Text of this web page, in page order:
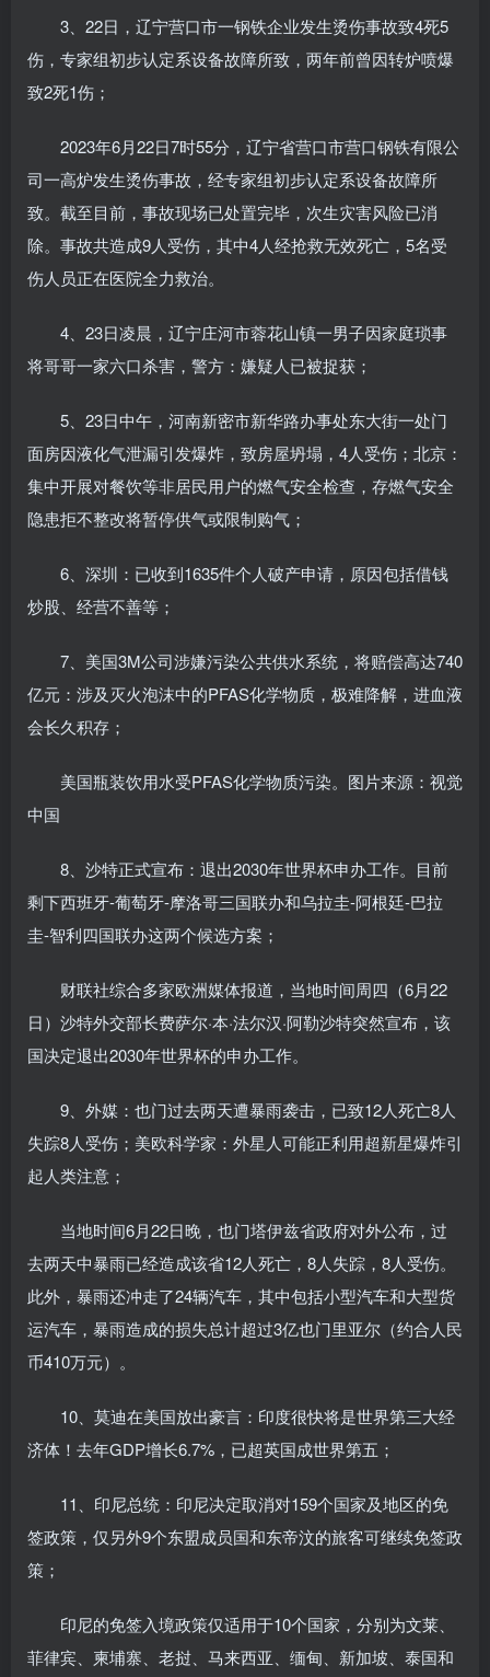
3、22日，辽宁营口市一钢铁企业发生烫伤事故致4死5
伤，专家组初步认定系设备故障所致，两年前曾因转炉喷爆
致2死1伤；
2023年6月22日7时55分，辽宁省营口市营口钢铁有限公
司一高炉发生烫伤事故，经专家组初步认定系设备故障所
致。截至目前，事故现场已处置完毕，次生灾害风险已消
除。事故共造成9人受伤，其中4人经抢救无效死亡，5名受
伤人员正在医院全力救治。
4、23日凌晨，辽宁庄河市蓉花山镇一男子因家庭琐事
将哥哥一家六口杀害，警方：嫌疑人已被捉获；
5、23日中午，河南新密市新华路办事处东大街一处门
面房因液化气泄漏引发爆炸，致房屋坍塌，4人受伤；北京：
集中开展对餐饮等非居民用户的燃气安全检查，存燃气安全
隐患拒不整改将暂停供气或限制购气；
6、深圳：已收到1635件个人破产申请，原因包括借钱
炒股、经营不善等；
7、美国3M公司涉嫌污染公共供水系统，将赔偿高达740
亿元：涉及灭火泡沫中的PFAS化学物质，极难降解，进血液
会长久积存；
美国瓶装饮用水受PFAS化学物质污染。图片来源：视觉
中国
8、沙特正式宣布：退出2030年世界杯申办工作。目前
剩下西班牙-葡萄牙-摩洛哥三国联办和乌拉圭-阿根廷-巴拉
圭-智利四国联办这两个候选方案；
财联社综合多家欧洲媒体报道，当地时间周四（6月22
日）沙特外交部长费萨尔·本·法尔汉·阿勒沙特突然宣布，该
国决定退出2030年世界杯的申办工作。
9、外媒：也门过去两天遭暴雨袭击，已致12人死亡8人
失踪8人受伤；美欧科学家：外星人可能正利用超新星爆炸引
起人类注意；
当地时间6月22日晚，也门塔伊兹省政府对外公布，过
去两天中暴雨已经造成该省12人死亡，8人失踪，8人受伤。
此外，暴雨还冲走了24辆汽车，其中包括小型汽车和大型货
运汽车，暴雨造成的损失总计超过3亿也门里亚尔（约合人民
币410万元）。
10、莫迪在美国放出豪言：印度很快将是世界第三大经
济体！去年GDP增长6.7%，已超英国成世界第五；
11、印尼总统：印尼决定取消对159个国家及地区的免
签政策，仅另外9个东盟成员国和东帝汶的旅客可继续免签政
策；
印尼的免签入境政策仅适用于10个国家，分别为文莱、
菲律宾、柬埔寨、老挝、马来西亚、缅甸、新加坡、泰国和